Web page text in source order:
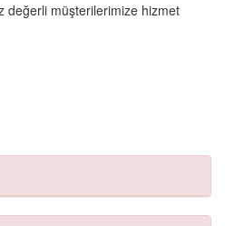
değerli müşterilerimize hizmet